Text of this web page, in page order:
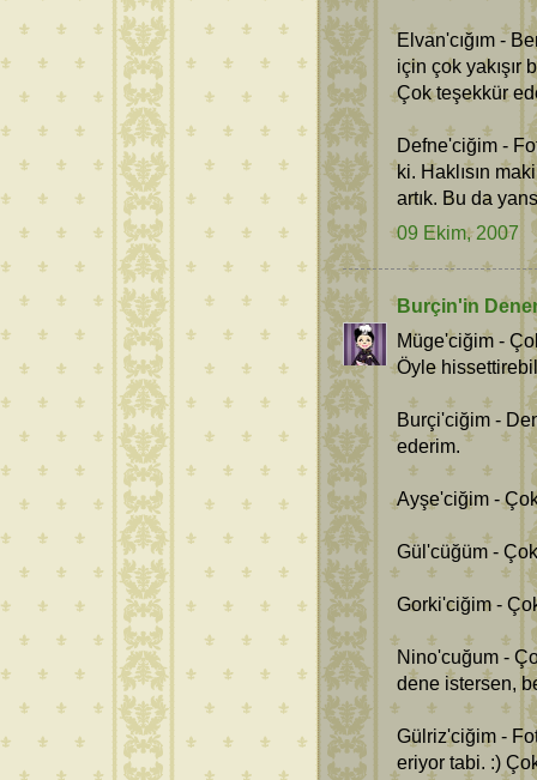
Elvan'cığım -
için çok yakışır
Çok teşekkür
Defne'ciğim -
ki. Haklısın
artık. Bu da
09 Ekim, 2007
Burçin'in
Müge'ciğim -
Öyle
Burçi'ciğim -
ederim.
Ayşe'ciğim -
Gül'cüğüm -
Gorki'ciğim -
Nino'cuğum -
dene istersen,
Gülriz'ciğim -
eriyor tabi. :)